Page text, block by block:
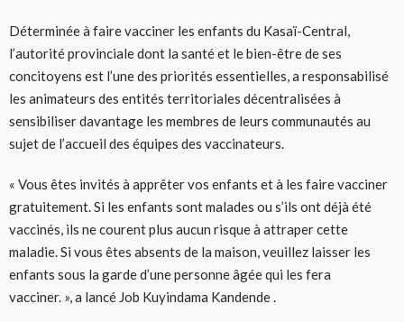
Déterminée à faire vacciner les enfants du Kasaï-Central,
l’autorité provinciale dont la santé et le bien-être de ses
concitoyens est l’une des priorités essentielles, a responsabilisé
les animateurs des entités territoriales décentralisées à
sensibiliser davantage les membres de leurs communautés au
sujet de l’accueil des équipes des vaccinateurs.
« Vous êtes invités à apprêter vos enfants et à les faire vacciner
gratuitement. Si les enfants sont malades ou s’ils ont déjà été
vaccinés, ils ne courent plus aucun risque à attraper cette
maladie. Si vous êtes absents de la maison, veuillez laisser les
enfants sous la garde d’une personne âgée qui les fera
vacciner. », a lancé Job Kuyindama Kandende .